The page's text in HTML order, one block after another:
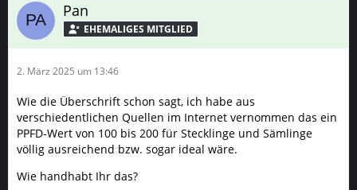
Pan
2. März 2025 um 13:46
Wie die Überschrift schon sagt, ich habe aus
verschiedentlichen Quellen im Internet vernommen das ein
PPFD-Wert von 100 bis 200 für Stecklinge und Sämlinge
völlig ausreichend bzw. sogar ideal wäre.
Wie handhabt Ihr das?